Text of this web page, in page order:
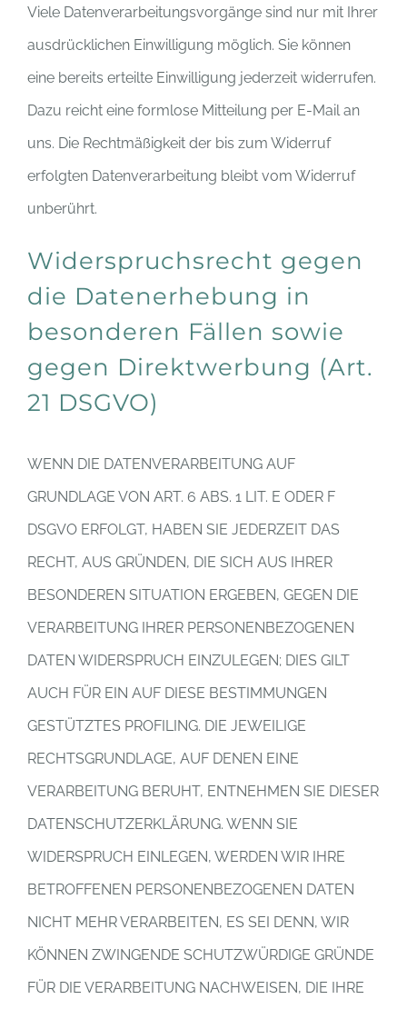
Viele Datenverarbeitungsvorgänge sind nur mit Ihrer
ausdrücklichen Einwilligung möglich. Sie können
eine bereits erteilte Einwilligung jederzeit widerrufen.
Dazu reicht eine formlose Mitteilung per E-Mail an
uns. Die Rechtmäßigkeit der bis zum Widerruf
erfolgten Datenverarbeitung bleibt vom Widerruf
unberührt.
Widerspruchsrecht gegen
die Datenerhebung in
besonderen Fällen sowie
gegen Direktwerbung (Art.
21 DSGVO)
WENN DIE DATENVERARBEITUNG AUF
GRUNDLAGE VON ART. 6 ABS. 1 LIT. E ODER F
DSGVO ERFOLGT, HABEN SIE JEDERZEIT DAS
RECHT, AUS GRÜNDEN, DIE SICH AUS IHRER
BESONDEREN SITUATION ERGEBEN, GEGEN DIE
VERARBEITUNG IHRER PERSONENBEZOGENEN
DATEN WIDERSPRUCH EINZULEGEN; DIES GILT
AUCH FÜR EIN AUF DIESE BESTIMMUNGEN
GESTÜTZTES PROFILING. DIE JEWEILIGE
RECHTSGRUNDLAGE, AUF DENEN EINE
VERARBEITUNG BERUHT, ENTNEHMEN SIE DIESER
DATENSCHUTZERKLÄRUNG. WENN SIE
WIDERSPRUCH EINLEGEN, WERDEN WIR IHRE
BETROFFENEN PERSONENBEZOGENEN DATEN
NICHT MEHR VERARBEITEN, ES SEI DENN, WIR
KÖNNEN ZWINGENDE SCHUTZWÜRDIGE GRÜNDE
FÜR DIE VERARBEITUNG NACHWEISEN, DIE IHRE